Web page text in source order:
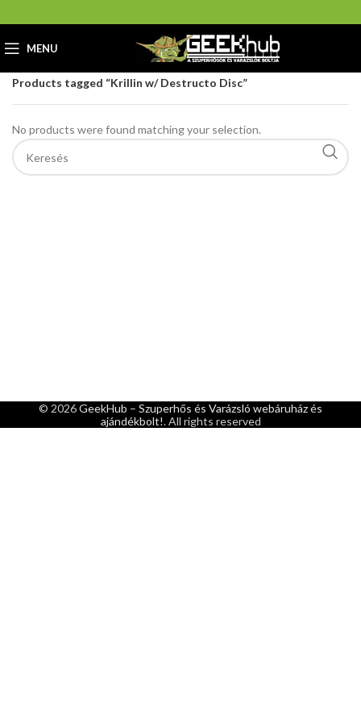
MENU
GeekHub Webáruház és Ajándékbolt
Products tagged “Krillin w/ Destructo Disc”
No products were found matching your selection.
© 2026GeekHub – Szuperhős és Varázsló webáruház és
ajándékbolt!. All rights reserved